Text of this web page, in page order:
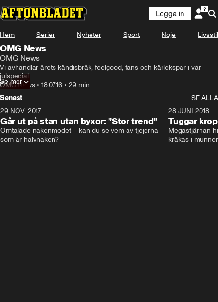
Logga in
Hem Serier Nyheter Sport Nöje Livsstil
OMG News
OMG News
Vi avhandlar årets kändisbråk, feelgood, fans och kärlekspar i vår
julspecial.
OMG News • 18.07.16 • 29 min
Se mer
Senast
SE ALLA
29 NOV. 2017
Går ut på stan utan byxor: ”Stor trend”
Omtalade nakenmodet – kan du se vem av tjejerna
som är halvnaken?
28 JUNI 2018
Tuggar
Megastjärnan
kräkas i